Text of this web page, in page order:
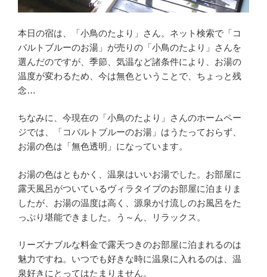
本日の宿は、「小鳥のたより」さん。ネット検索で「コ
バルトブルーのお湯」が売りの「小鳥のたより」さんを
選んだのですが、季節、気温など諸条件により、お湯の
温度が変わるため、今は無色ということで、ちょっと残
念…
ちなみに、今現在の「小鳥のたより」さんのホームペー
ジでは、「コバルトブルーのお湯」はうたっておらず、
お湯の色は「無色透明」になっています。
お湯の色はともかく、温泉はいいお湯でした。お部屋に
露天風呂がついているヴィラタイプのお部屋に泊まりま
したが、お湯の温度は高く、源泉かけ流しのお風呂をた
っぷり堪能できました。う～ん、リラックス。
リーズナブルな料金で露天つきのお部屋に泊まれるのは
魅力ですね。いつでも好きな時に温泉に入れるのは、温
泉好きにとってはたまりません。